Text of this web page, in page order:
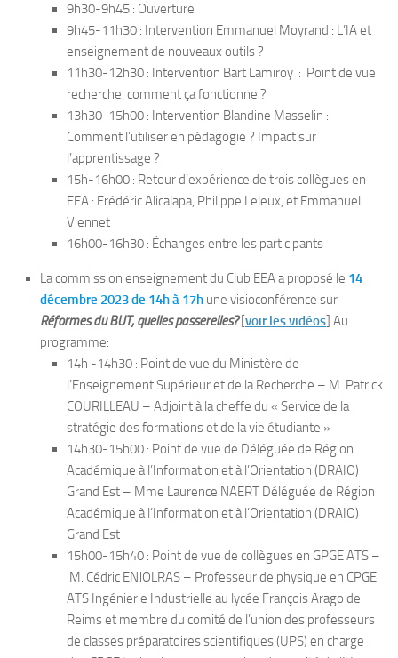
9h30-9h45 : Ouverture
9h45-11h30 : Intervention Emmanuel Moyrand : L’IA et
enseignement de nouveaux outils ?
11h30-12h30 : Intervention Bart Lamiroy : Point de vue
recherche, comment ça fonctionne ?
13h30-15h00 : Intervention Blandine Masselin :
Comment l’utiliser en pédagogie ? Impact sur
l’apprentissage ?
15h-16h00 : Retour d’expérience de trois collègues en
EEA : Frédéric Alicalapa, Philippe Leleux, et Emmanuel
Viennet
16h00-16h30 : Échanges entre les participants
La commission enseignement du Club EEA a proposé le 14
décembre 2023 de 14h à 17h une visioconférence sur
Réformes du BUT, quelles passerelles?[voir les vidéos] Au
programme:
14h -14h30 : Point de vue du Ministère de
l’Enseignement Supérieur et de la Recherche – M. Patrick
COURILLEAU – Adjoint à la cheffe du « Service de la
stratégie des formations et de la vie étudiante »
14h30-15h00 : Point de vue de Déléguée de Région
Académique à l’Information et à l’Orientation (DRAIO)
Grand Est – Mme Laurence NAERT Déléguée de Région
Académique à l’Information et à l’Orientation (DRAIO)
Grand Est
15h00-15h40 : Point de vue de collègues en GPGE ATS –
M. Cédric ENJOLRAS – Professeur de physique en CPGE
ATS Ingénierie Industrielle au lycée François Arago de
Reims et membre du comité de l’union des professeurs
de classes préparatoires scientifiques (UPS) en charge